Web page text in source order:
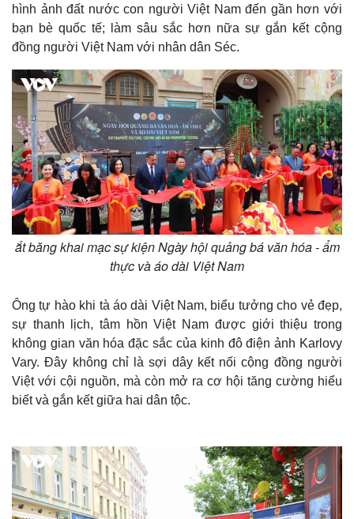
Thế giới
Quan sát
Cuộc sống đó đây
Hồ sơ
Multimedia
Video
Ảnh
E-Magazine
Infographic
hình ảnh đất nước con người Việt Nam đến gần hơn với
bạn bè quốc tế; làm sâu sắc hơn nữa sự gắn kết cộng
đồng người Việt Nam với nhân dân Séc.
ắt băng khai mạc sự kiện Ngày hội quảng bá văn hóa - ẩm
thực và áo dài Việt Nam
Ông tự hào khi tà áo dài Việt Nam, biểu tưởng cho vẻ đẹp,
sự thanh lịch, tâm hồn Việt Nam được giới thiệu trong
không gian văn hóa đặc sắc của kinh đô điện ảnh Karlovy
Vary. Đây không chỉ là sợi dây kết nối cộng đồng người
Việt với cội nguồn, mà còn mở ra cơ hội tăng cường hiểu
biết và gắn kết giữa hai dân tộc.